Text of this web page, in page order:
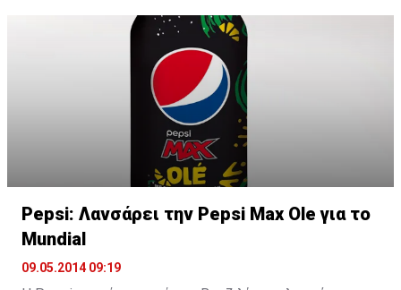
έπιπλα, είδη κουζίνας και δώρα.
Pepsi: Λανσάρει την Pepsi Max Ole για το
Mundial
09.05.2014 09:19